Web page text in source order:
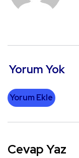
Yorum Yok
Yorum Ekle
Cevap Yaz